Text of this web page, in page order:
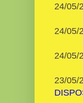
24/05/
24/05/
24/05/
23/